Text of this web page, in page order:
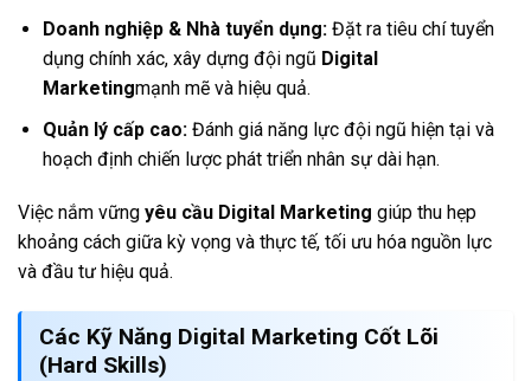
Doanh nghiệp & Nhà tuyển dụng:Đặt ra tiêu chí tuyển
dụng chính xác, xây dựng đội ngũ Digital
Marketingmạnh mẽ và hiệu quả.
Quản lý cấp cao:Đánh giá năng lực đội ngũ hiện tại và
hoạch định chiến lược phát triển nhân sự dài hạn.
Việc nắm vững yêu cầu Digital Marketing giúp thu hẹp
khoảng cách giữa kỳ vọng và thực tế, tối ưu hóa nguồn lực
và đầu tư hiệu quả.
Các Kỹ Năng Digital Marketing Cốt Lõi
(Hard Skills)